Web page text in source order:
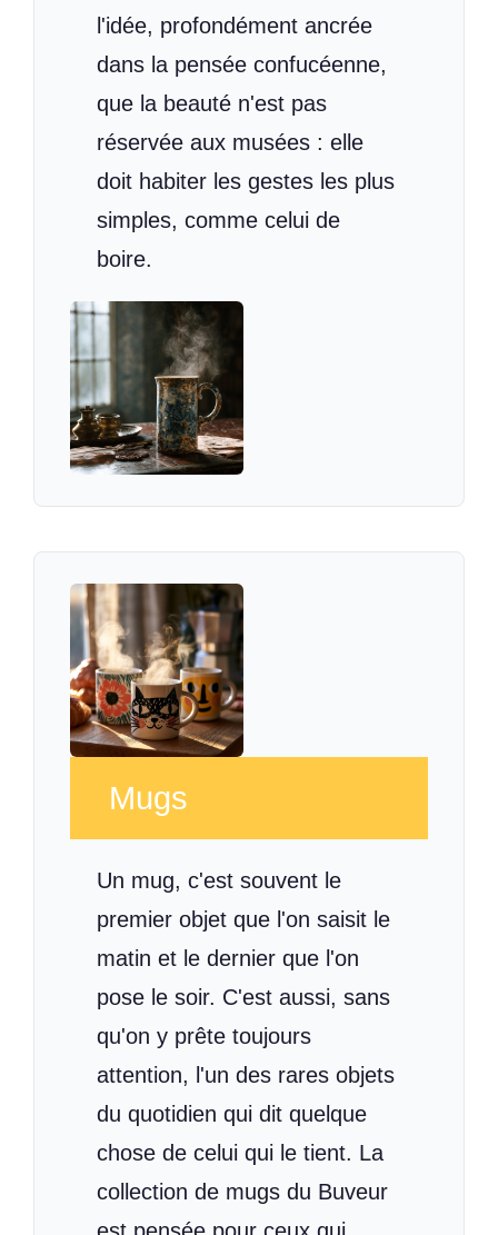
l'idée, profondément ancrée
dans la pensée confucéenne,
que la beauté n'est pas
réservée aux musées : elle
doit habiter les gestes les plus
simples, comme celui de
boire.
Mugs
Un mug, c'est souvent le
premier objet que l'on saisit le
matin et le dernier que l'on
pose le soir. C'est aussi, sans
qu'on y prête toujours
attention, l'un des rares objets
du quotidien qui dit quelque
chose de celui qui le tient. La
collection de mugs du Buveur